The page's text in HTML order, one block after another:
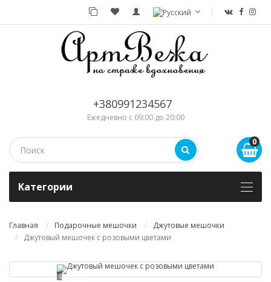
+380991234567
Ежедневно с 09:00 до 20:00
0
Kатегории
Главная Подарочные мешочки
Джутовые мешочки
Джутовый мешочек с розовыми цветами
Loading...